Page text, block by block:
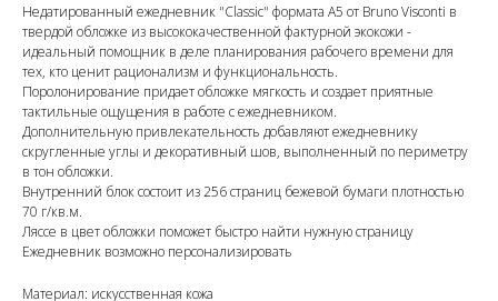
Недатированный ежедневник "Classic" формата А5 от Bruno Visconti в
твердой обложке из высококачественной фактурной экокожи -
идеальный помощник в деле планирования рабочего времени для
тех, кто ценит рационализм и функциональность.
Поролонирование придает обложке мягкость и создает приятные
тактильные ощущения в работе с ежедневником.
Дополнительную привлекательность добавляют ежедневнику
скругленные углы и декоративный шов, выполненный по периметру
в тон обложки.
Внутренний блок состоит из 256 страниц бежевой бумаги плотностью
70 г/кв.м.
Ляссе в цвет обложки поможет быстро найти нужную страницу
Ежедневник возможно персонализировать
Материал: искусственная кожа